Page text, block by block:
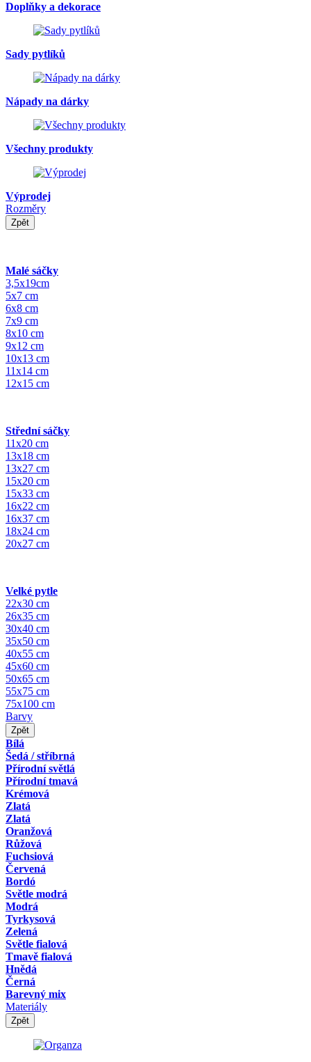
Doplňky a dekorace
Sady pytlíků
Nápady na dárky
Všechny produkty
Výprodej
Rozměry
Zpět
Malé sáčky
3,5x19cm
5x7 cm
6x8 cm
7x9 cm
8x10 cm
9x12 cm
10x13 cm
11x14 cm
12x15 cm
Střední sáčky
11x20 cm
13x18 cm
13x27 cm
15x20 cm
15x33 cm
16x22 cm
16x37 cm
18x24 cm
20x27 cm
Velké pytle
22x30 cm
26x35 cm
30x40 cm
35x50 cm
40x55 cm
45x60 cm
50x65 cm
55x75 cm
75x100 cm
Barvy
Zpět
Bílá
Šedá / stříbrná
Přírodní světlá
Přírodní tmavá
Krémová
Zlatá
Zlatá
Oranžová
Růžová
Fuchsiová
Červená
Bordó
Světle modrá
Modrá
Tyrkysová
Zelená
Světle fialová
Tmavě fialová
Hnědá
Černá
Barevný mix
Materiály
Zpět